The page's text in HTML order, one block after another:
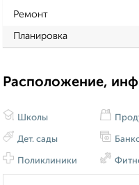
Ремонт
Планировка
Расположение,
Школы
Дет. сады
Поликлиники